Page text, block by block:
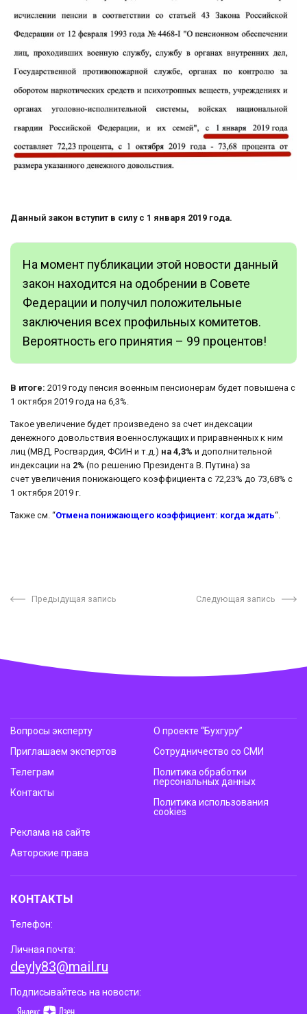
Данный закон вступит в силу с 1 января 2019 года.
На момент публикации этой новости данный
закон находится на одобрении в Совете
Федерации и получил положительные
заключения всех профильных комитетов.
Вероятность его принятия – 99 процентов!
В итоге: 2019 году пенсия военным пенсионерам будет повышена с
1 октября 2019 года на 6,3%.
Такое увеличение будет произведено за счет индексации
денежного довольствия военнослужащих и приравненных к ним
лиц (МВД, Росгвардия, ФСИН и т.д.) на 4,3% и дополнительной
индексации на 2% (по решению Президента В. Путина) за
счет увеличения понижающего коэффициента с 72,23% до 73,68% с
1 октября 2019 г.
Также см. “Отмена понижающего коэффициент: когда ждать“.
Предыдущая запись Следующая запись
Вопросы эксперту
Приглашаем экспертов
Телеграм
Контакты
О проекте “Бухгуру”
Сотрудничество со СМИ
Политика обработки
персональных данных
Политика использования
cookies
Реклама на сайте
Авторские права
КОНТАКТЫ
Телефон:
Личная почта:
deyly83@mail.ru
Подписывайтесь на новости: